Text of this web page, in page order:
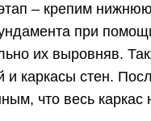
– крепим
при
их выровняв.
и каркасы стен.
что весь каркас